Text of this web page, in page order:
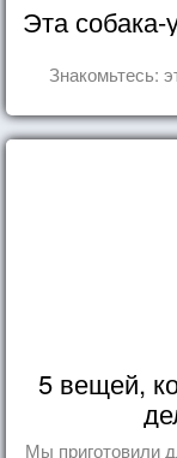
Эта собака-
Знакомьтесь:
5 вещей,
Мы приготовили